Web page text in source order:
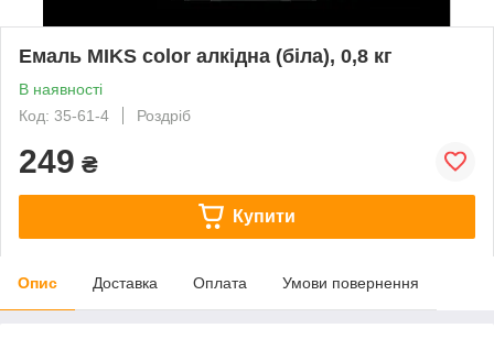
Емаль MIKS color алкідна (біла), 0,8 кг
В наявності
Код: 35-61-4
Роздріб
249 ₴
Купити
Опис Доставка Оплата Умови повернення